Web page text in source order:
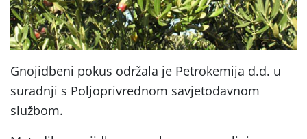
Gnojidbeni pokus održala je Petrokemija d.d. u
suradnji s Poljoprivrednom savjetodavnom
službom.